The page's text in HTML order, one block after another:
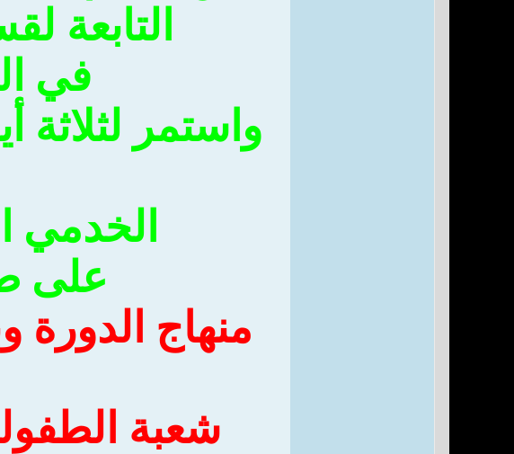
التابعة
في
واستمر لثلاثة
الخدمي
على
منهاج
شعبة